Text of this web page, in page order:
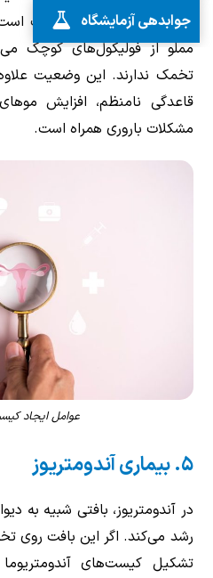
سندرم تخمدان پلی‌کیستیک
مملو از فولیکول‌های کوچک
تخمک ندارند. این وضعیت
قاعدگی نامنظم، افزایش
مشکلات باروری همراه است.
عوامل ایجاد
۵. بیماری آندومتریوز
در آندومتریوز، بافتی شبیه به
رشد می‌کند. اگر این بافت روی
تشکیل کیست‌های
جوابدهی آزمایشگاه